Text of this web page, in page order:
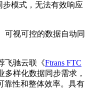
模式，⽆法有效响应
可视可控的数据自动同
飞驰云联《Ftrans FTC
多样化数据同步需求，
靠性和整体效率。具有